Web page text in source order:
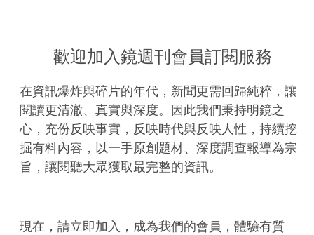
歡迎加入鏡週刊會員訂閱服務
在資訊爆炸與碎片的年代，新聞更需回歸純粹，讓
閱讀更清澈、真實與深度。因此我們秉持明鏡之
心，充份反映事實，反映時代與反映人性，持續挖
掘有料內容，以一手原創題材、深度調查報導為宗
旨，讓閱聽大眾獲取最完整的資訊。
現在，請立即加入，成為我們的會員，體驗有質